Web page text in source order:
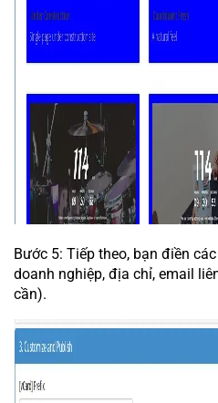
Bước 5: Tiếp theo, bạn điền
doanh nghiệp, địa chỉ, email
cần).